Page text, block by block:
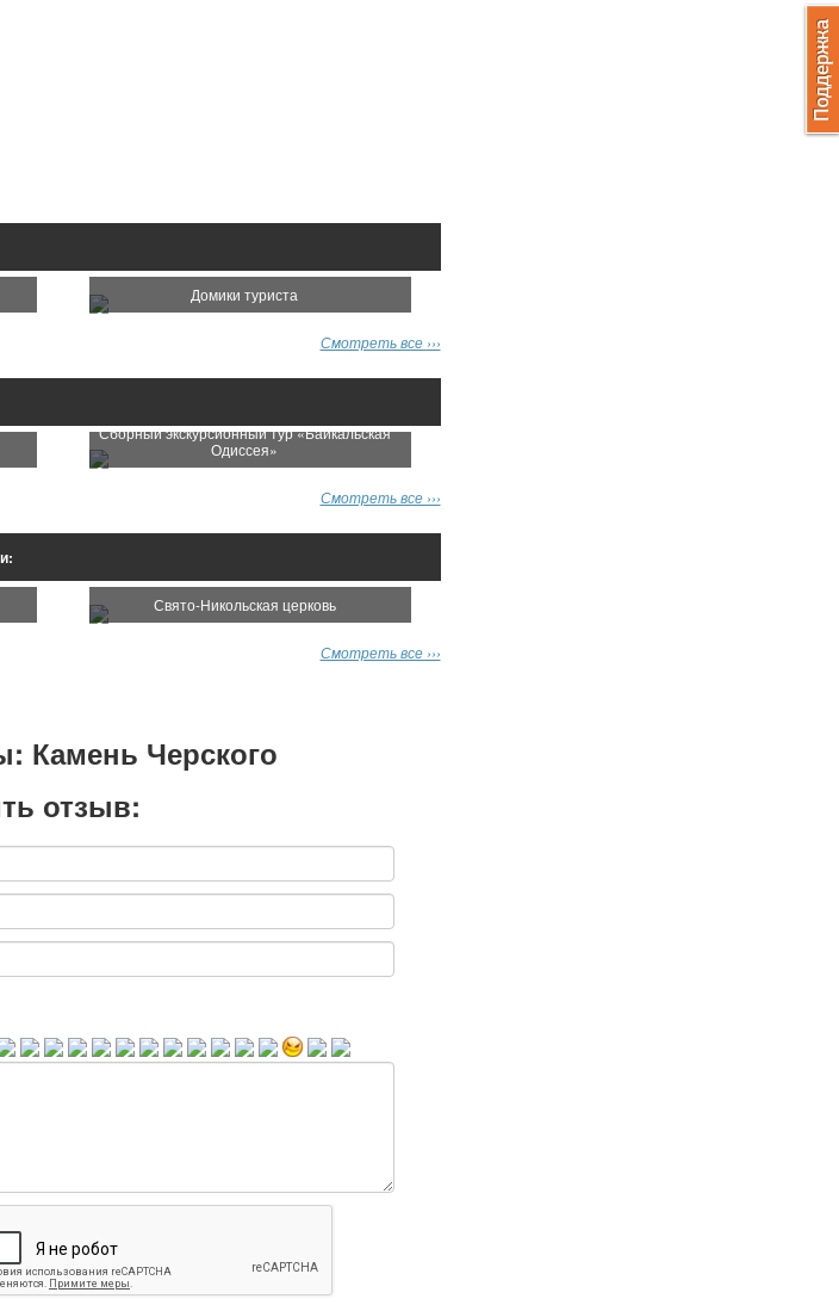
Домики туриста
Смотреть все ›››
Сборный экскурсионный тур «Байкальская
Одиссея»
Смотреть все ›››
Свято-Никольская церковь
Смотреть все ›››
Камень Черского
отзыв: